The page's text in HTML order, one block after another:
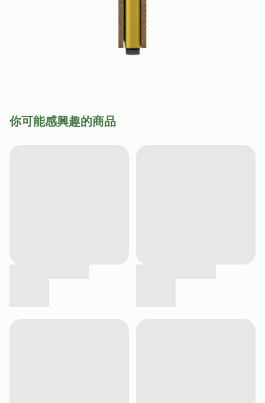
你可能感興趣的商品